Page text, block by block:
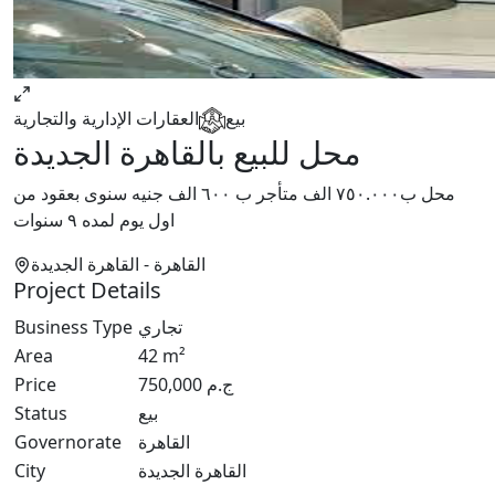
بيع العقارات الإدارية والتجارية
محل للبيع بالقاهرة الجديدة
محل ب٧٥٠.٠٠٠ الف متأجر ب ٦٠٠ الف جنيه سنوى بعقود من
اول يوم لمده ٩ سنوات
القاهرة - القاهرة الجديدة
Project Details
Business Type تجاري
Area
42 m²
Price
750,000 ج.م
Status
بيع
Governorate
القاهرة
City
القاهرة الجديدة